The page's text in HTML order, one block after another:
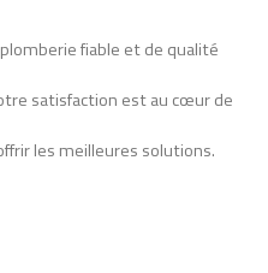
fiable et de qualité
satisfaction est au cœur de
les meilleures solutions.